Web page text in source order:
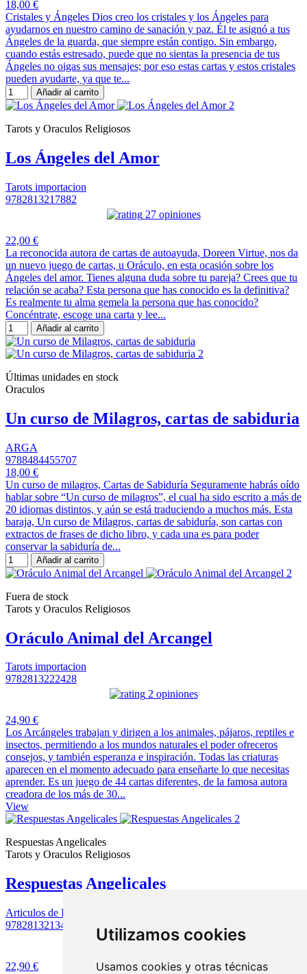
Utilizamos cookies
Usamos cookies y otras técnicas
18,00 €
Cristales y Ángeles Dios creo los cristales y los Ángeles para
ayudarnos en nuestro camino de sanación y paz. Él te asignó a tus
Ángeles de la guarda, que siempre están contigo. Sin embargo,
cuando estás estresado, puede que no sientas la presencia de tus
Ángeles no oigas sus mensajes; por eso estas cartas y estos cristales
pueden ayudarte, ya que te...
Añadir al carrito
Tarots y Oraculos Religiosos
Los Ángeles del Amor
Tarots importacion
9782813217882
27 opiniones
22,00 €
La reconocida autora de cartas de autoayuda, Doreen Virtue, nos da
un nuevo juego de cartas, u Oráculo, en esta ocasión sobre los
Ángeles del amor. Tienes alguna duda sobre tu pareja? Crees que tu
relación se acaba? Esta persona que has conocido es la definitiva?
Es realmente tu alma gemela la persona que has conocido?
Concéntrate, escoge una carta y lee...
Añadir al carrito
Últimas unidades en stock
Oraculos
Un curso de Milagros, cartas de sabiduria
ARGA
9788484455707
18,00 €
Un curso de milagros, Cartas de Sabiduría Seguramente habrás oído
hablar sobre “Un curso de milagros”, el cual ha sido escrito a más de
20 idiomas distintos, y aún se está traduciendo a muchos más. Esta
baraja, Un curso de Milagros, cartas de sabiduría, son cartas con
extractos de frases de dicho libro, y cada una es para poder
conservar la sabiduría de...
Añadir al carrito
Fuera de stock
Tarots y Oraculos Religiosos
Oráculo Animal del Arcangel
Tarots importacion
9782813222428
2 opiniones
24,90 €
Los Arcángeles trabajan y dirigen a los animales, pájaros, reptiles e
insectos, permitiendo a los mundos naturales el poder ofreceros
consejos, y también esperanza e inspiración. Todas las criaturas
aparecen en el momento adecuado para enseñarte lo que necesitas
aprender. Es un juego de 44 cartas diferentes, de la famosa autora
creadora de los más de 30...
View
Respuestas Angelicales
Tarots y Oraculos Religiosos
Respuestas Angelicales
Articulos de Importación
9782813213495
10 opiniones
22,90 €